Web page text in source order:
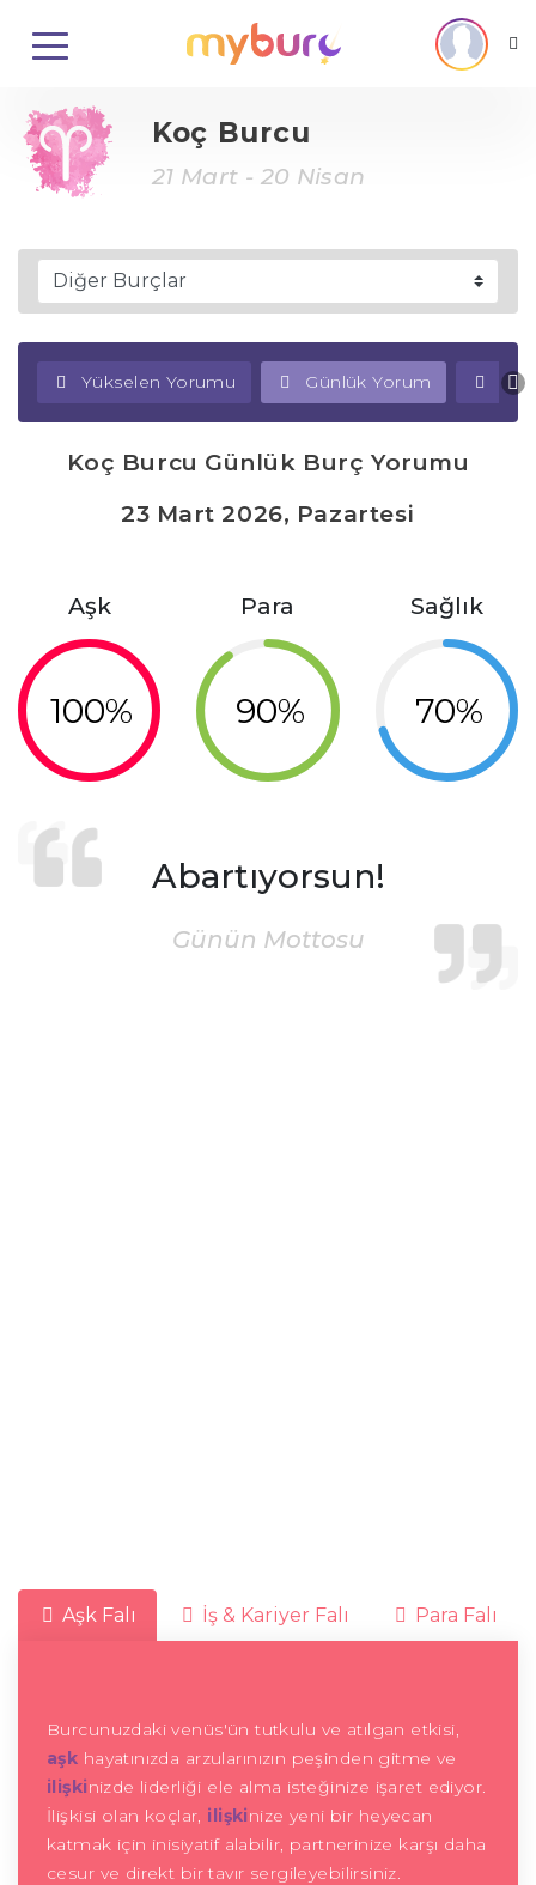
Koç Burcu
21 Mart - 20 Nisan
Yükselen Yorumu Günlük Yorum
Koç Burcu Günlük Burç Yorumu
23 Mart 2026, Pazartesi
Aşk
100%
Para
90%
Sağlık
70%
Abartıyorsun!
Günün Mottosu
Aşk Falı İş & Kariyer Falı Para Falı
Burcunuzdaki venüs'ün tutkulu ve atılgan etkisi,
aşk hayatınızda arzularınızın peşinden gitme ve
ilişkinizde liderliği ele alma isteğinize işaret ediyor.
İlişkisi olan koçlar, ilişkinize yeni bir heyecan
katmak için inisiyatif alabilir, partnerinize karşı daha
cesur ve direkt bir tavır sergileyebilirsiniz.